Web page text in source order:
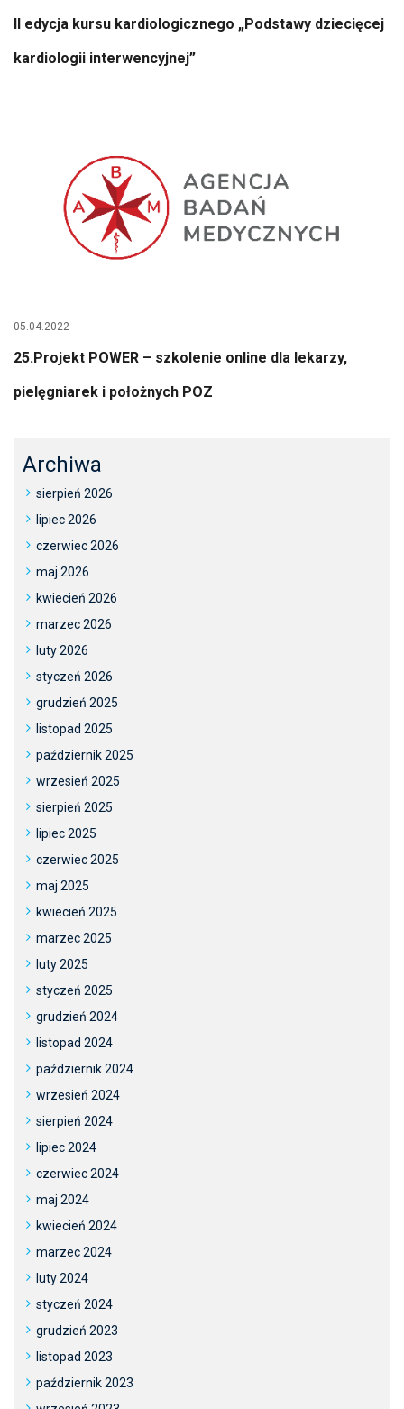
II edycja kursu kardiologicznego „Podstawy dziecięcej
kardiologii interwencyjnej”
05.04.2022
25.Projekt POWER – szkolenie online dla lekarzy,
pielęgniarek i położnych POZ
Archiwa
sierpień 2026
lipiec 2026
czerwiec 2026
maj 2026
kwiecień 2026
marzec 2026
luty 2026
styczeń 2026
grudzień 2025
listopad 2025
październik 2025
wrzesień 2025
sierpień 2025
lipiec 2025
czerwiec 2025
maj 2025
kwiecień 2025
marzec 2025
luty 2025
styczeń 2025
grudzień 2024
listopad 2024
październik 2024
wrzesień 2024
sierpień 2024
lipiec 2024
czerwiec 2024
maj 2024
kwiecień 2024
marzec 2024
luty 2024
styczeń 2024
grudzień 2023
listopad 2023
październik 2023